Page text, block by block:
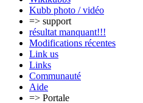
Kubb photo / vidéo
=> support
résultat manquant!!!
Modifications récentes
Link us
Links
Communauté
Aide
=> Portale